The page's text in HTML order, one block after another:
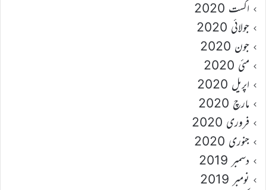
اگست 2020
جولائی 2020
جون 2020
مئی 2020
اپریل 2020
مارچ 2020
فروری 2020
جنوری 2020
دسمبر 2019
نومبر 2019